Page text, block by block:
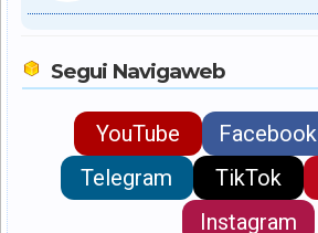
Segui Navigaweb
YouTube Facebook
Telegram
TikTok
Instagram